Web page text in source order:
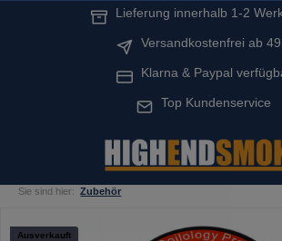
Lieferung innerhalb 1-2
Versandkostenfrei ab
Klarna & Paypal
Top Kundenservice
Sie sind hier: Zubehör
Bildergalerie überspringen
Ausverkauft